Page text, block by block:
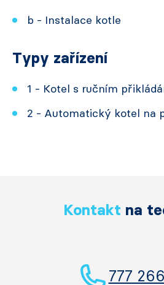
b - Instalace kotle
Typy zařízení
1 - Kotel s ručním
2 - Automatický kotel na
Kontakt na
777